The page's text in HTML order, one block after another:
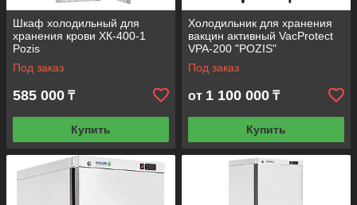
Надлежащее хранение
содержимого
Фармакологическая холодильная
техника решает вопрос хранения
биологических образцов,
Шкаф холодильный для
хранения крови ХК-400-1
Pozis
Под заказ
585 000 ₸
Купить
Холодильник для хранения
вакцин активный VacProtect
VPA-200 "POZIS"
Под заказ
от 1 100 000 ₸
Купить